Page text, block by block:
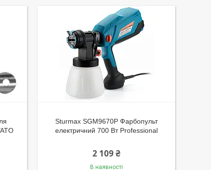
Sturmax SGM9670P Фарбопульт
електричний 700 Вт Professional
2 109 ₴
В наявності